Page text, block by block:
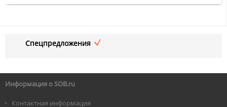
Спецпредложения
Информация о SOB.ru
Контактная информация